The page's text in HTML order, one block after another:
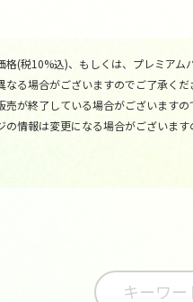
(税10%込)、もしくは、プレミアム
る場合がございますのでご了承くだ
が終了している場合がございますの
情報は変更になる場合がございます